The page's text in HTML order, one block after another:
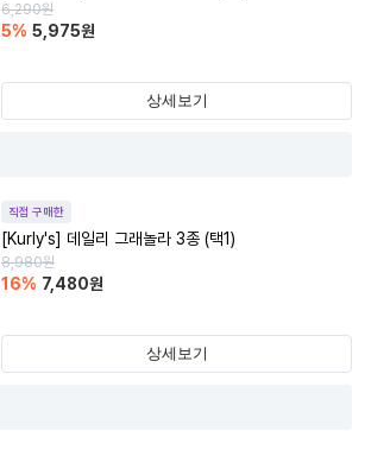
6,290원
5% 5,975원
상세보기
직접 구매한
[Kurly's] 데일리 그래놀라 3종 (택1)
8,980원
16% 7,480원
상세보기